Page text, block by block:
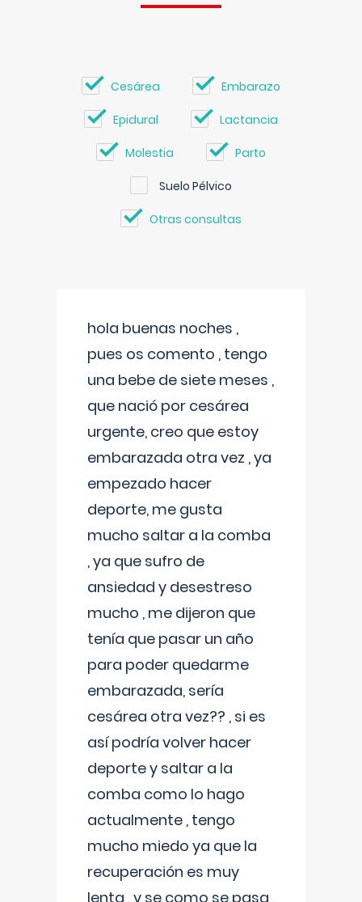
Cesárea Embarazo
Epidural Lactancia
Molestia Parto
Suelo Pélvico
Otras consultas
hola buenas noches ,
pues os comento , tengo
una bebe de siete meses ,
que nació por cesárea
urgente, creo que estoy
embarazada otra vez , ya
empezado hacer
deporte, me gusta
mucho saltar a la comba
, ya que sufro de
ansiedad y desestreso
mucho , me dijeron que
tenía que pasar un año
para poder quedarme
embarazada, sería
cesárea otra vez?? , si es
así podría volver hacer
deporte y saltar a la
comba como lo hago
actualmente , tengo
mucho miedo ya que la
recuperación es muy
lenta , y se como se pasa ,